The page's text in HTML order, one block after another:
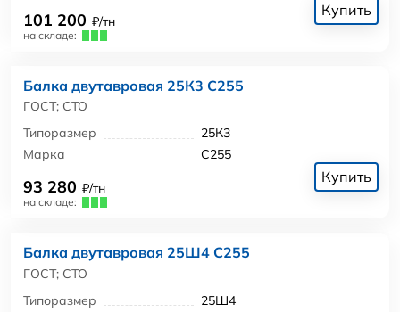
101 200 ₽/тн
на складе:
Купить
Балка двутавровая 25К3 С255
ГОСТ; СТО
Типоразмер
25К3
Марка
С255
93 280 ₽/тн
на складе:
Купить
Балка двутавровая 25Ш4 С255
ГОСТ; СТО
Типоразмер
25Ш4